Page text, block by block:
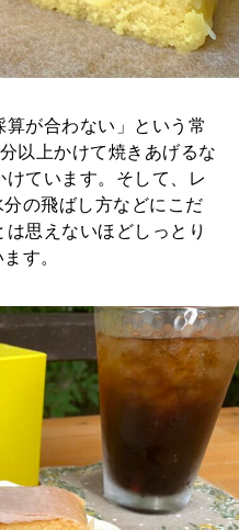
算が合わない」という常
以上かけて焼きあげるな
ています。そして、レ
の飛ばし方などにこだ
思えないほどしっとり
す。